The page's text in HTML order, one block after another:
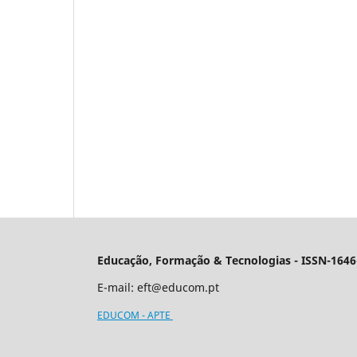
Educação, Formação & Tecnologias - ISSN-
E-mail: eft@educom.pt
EDUCOM - APTE